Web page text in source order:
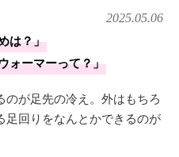
2025.05.06
は？」
ォーマーって？」
が足先の冷え。外はもちろ
足回りをなんとかできるのが